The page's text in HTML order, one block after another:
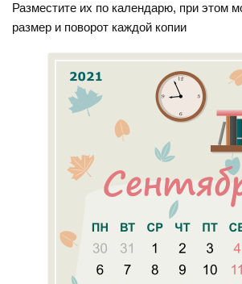
Разместите их по календарю, при этом
размер и поворот каждой копии